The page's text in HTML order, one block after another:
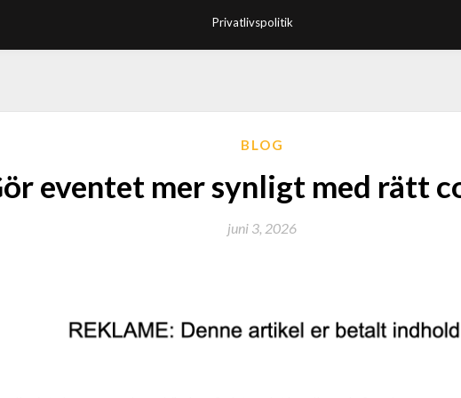
Privatlivspolitik
BLOG
eventet mer synligt med rätt
juni 3, 2026